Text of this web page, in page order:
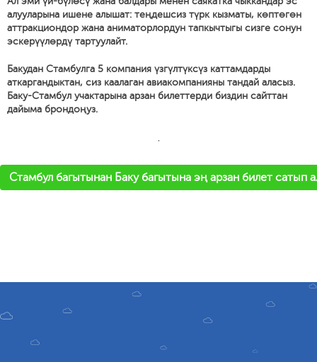
алууларына ишене алышат: теңдешсиз түрк кызматы, көптөгөн
аттракциондор жана аниматорлордун тапкычтыгы сизге сонун
эскерүүлөрдү тартуулайт.
Бакудан Стамбулга 5 компания үзгүлтүксүз каттамдарды
аткаргандыктан, сиз каалаган авиакомпанияны тандай аласыз.
Баку-Стамбул учактарына арзан билеттерди биздин сайттан
дайыма брондоңуз.
'
Стамбул багытынан Баку багытына эң арзан билет сатып